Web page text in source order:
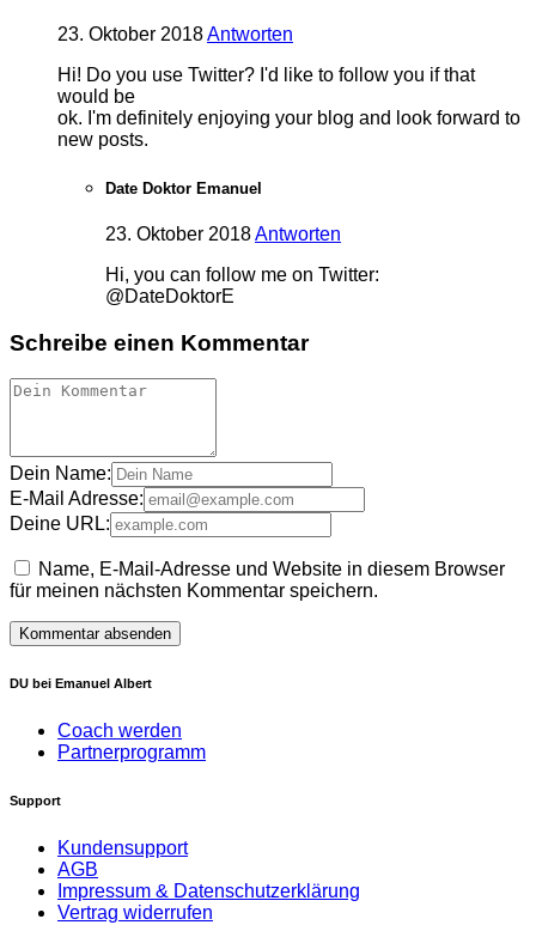
23. Oktober 2018Antworten
Hi! Do you use Twitter? I'd like to follow you if that
would be
ok. I'm definitely enjoying your blog and look forward to
new posts.
Date Doktor Emanuel
23. Oktober 2018Antworten
Hi, you can follow me on Twitter:
@DateDoktorE
Schreibe einen Kommentar
Dein Name:
E-Mail Adresse:
Deine URL:
Name, E-Mail-Adresse und Website in diesem Browser
für meinen nächsten Kommentar speichern.
DU bei Emanuel Albert
Coach werden
Partnerprogramm
Support
Kundensupport
AGB
Impressum & Datenschutzerklärung
Vertrag widerrufen